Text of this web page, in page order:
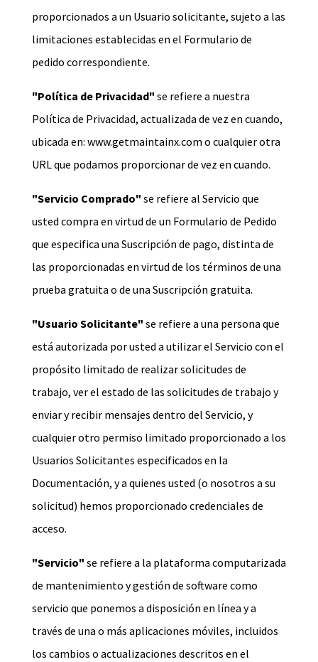
proporcionados a un Usuario solicitante, sujeto a las
limitaciones establecidas en el Formulario de
pedido correspondiente.
"Política de Privacidad" se refiere a nuestra
Política de Privacidad, actualizada de vez en cuando,
ubicada en: www.getmaintainx.com o cualquier otra
URL que podamos proporcionar de vez en cuando.
"Servicio Comprado" se refiere al Servicio que
usted compra en virtud de un Formulario de Pedido
que especifica una Suscripción de pago, distinta de
las proporcionadas en virtud de los términos de una
prueba gratuita o de una Suscripción gratuita.
"Usuario Solicitante" se refiere a una persona que
está autorizada por usted a utilizar el Servicio con el
propósito limitado de realizar solicitudes de
trabajo, ver el estado de las solicitudes de trabajo y
enviar y recibir mensajes dentro del Servicio, y
cualquier otro permiso limitado proporcionado a los
Usuarios Solicitantes especificados en la
Documentación, y a quienes usted (o nosotros a su
solicitud) hemos proporcionado credenciales de
acceso.
"Servicio" se refiere a la plataforma computarizada
de mantenimiento y gestión de software como
servicio que ponemos a disposición en línea y a
través de una o más aplicaciones móviles, incluidos
los cambios o actualizaciones descritos en el